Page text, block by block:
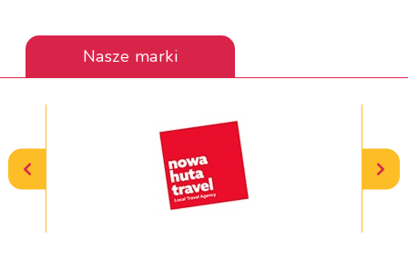
Nasze marki